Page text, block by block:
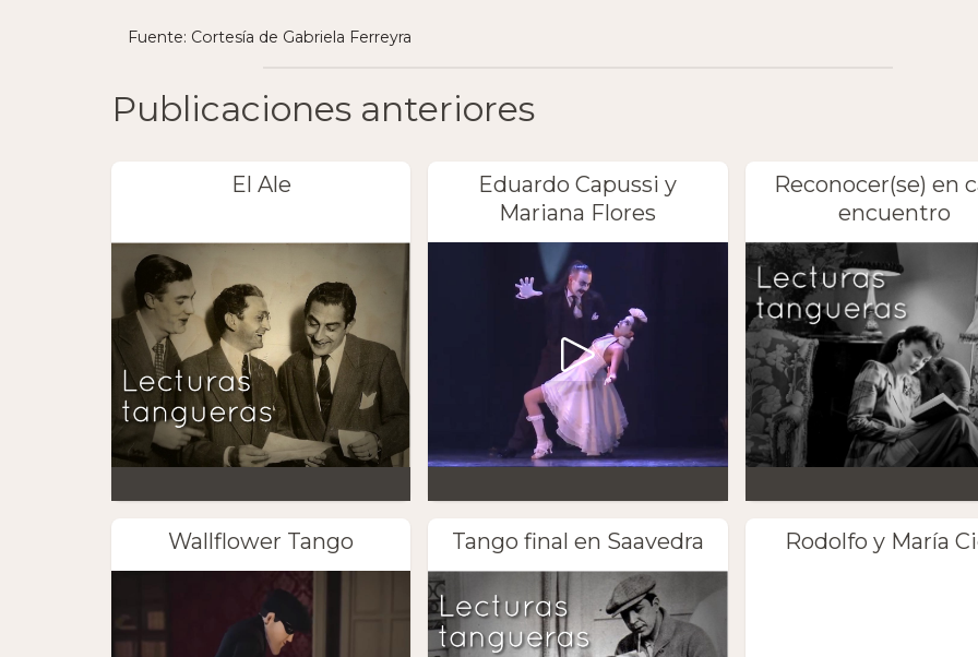
Fuente: Cortesía de Gabriela Ferreyra
Publicaciones anteriores
El Ale
Eduardo Capussi y
Mariana Flores
Reconocer(se) en
encuentro
Wallflower Tango Tango final en Saavedra Rodolfo y María